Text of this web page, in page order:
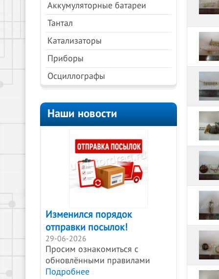
Аккумуляторные батареи
Тантал
Катализаторы
Приборы
Осциллографы
Наши новости
Изменился порядок
отправки посылок!
29-06-2026
Просим ознакомиться с
обновлёнными правилами
Подробнее